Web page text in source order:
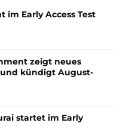
im Early Access Test
zeigt neues
kündigt August-
startet im Early